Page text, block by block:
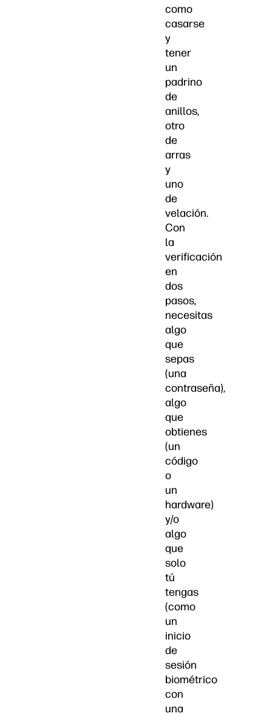
como
casarse
y
tener
un
padrino
de
anillos,
otro
de
arras
y
uno
de
velación.
Con
la
verificación
en
dos
pasos,
necesitas
algo
que
sepas
(una
contraseña),
algo
que
obtienes
(un
código
o
un
hardware)
y/o
algo
que
solo
tú
tengas
(como
un
inicio
de
sesión
biométrico
con
una